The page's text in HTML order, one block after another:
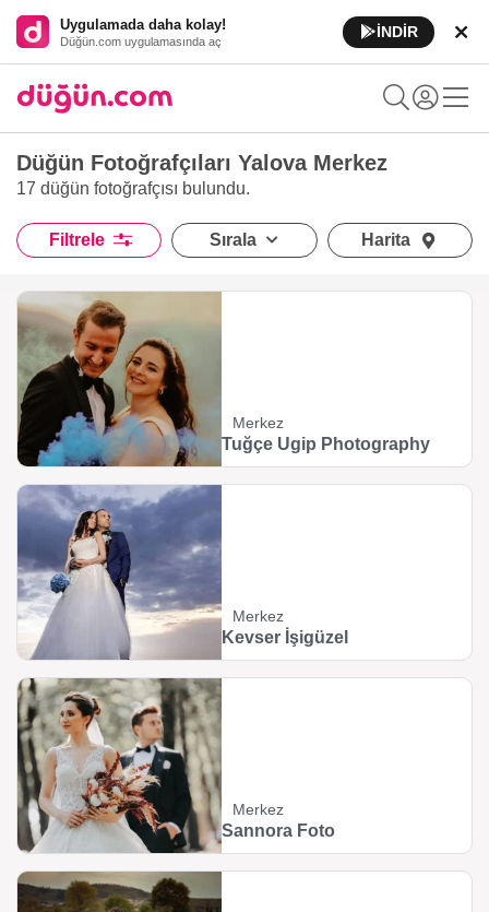
Uygulamada daha kolay!
Düğün.com uygulamasında aç
İNDİR
Düğün Fotoğrafçıları Yalova Merkez
17 düğün fotoğrafçısı bulundu.
Filtrele Sırala Harita
Merkez
Tuğçe Ugip Photography
Merkez
Kevser İşigüzel
Merkez
Sannora Foto